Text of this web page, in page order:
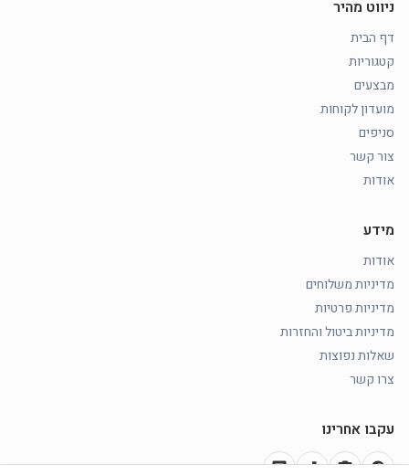
ניווט מהיר
דף הבית
קטגוריות
מבצעים
מועדון לקוחות
סניפים
צור קשר
אודות
מידע
אודות
מדיניות משלוחים
מדיניות פרטיות
מדיניות ביטול והחזרות
שאלות נפוצות
צרו קשר
עקבו אחרינו
facebook
photo_camera
music_note
chat